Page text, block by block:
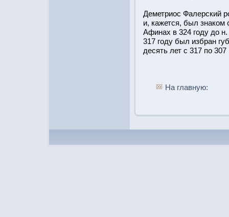
Деметриοс Фалерский
и, кажется, был
Афинах в 324 году до н.
317 году был избран
десять лет с 317 по 307
На главную: